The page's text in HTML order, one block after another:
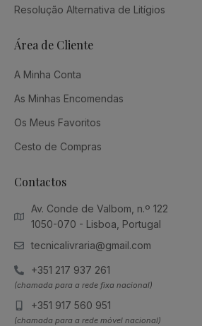
Resolução Alternativa de Litígios
Área de Cliente
A Minha Conta
As Minhas Encomendas
Os Meus Favoritos
Cesto de Compras
Contactos
Av. Conde de Valbom, n.º 122
1050-070 - Lisboa, Portugal
tecnicalivraria@gmail.com
+351 217 937 261
(chamada para a rede fixa nacional)
+351 917 560 951
(chamada para a rede móvel nacional)